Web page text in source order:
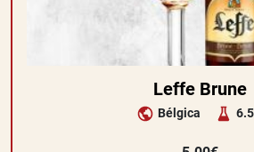
Leffe Brune
Bélgica